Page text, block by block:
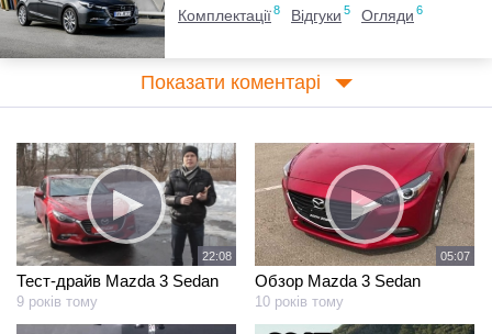
Комплектації8 Відгуки 5 Огляди 6
Показати коментарі
22:08
Тест-драйв Mazda 3 Sedan
9 років тому
05:07
Обзор Mazda 3 Sedan
10 років тому